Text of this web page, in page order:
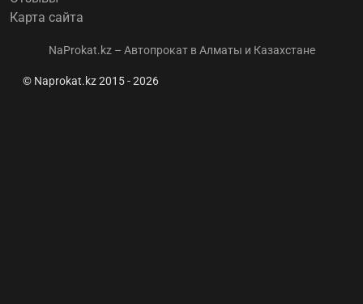
Карта сайта
NaProkat.kz – Автопрокат в Алматы и Казахстане
© Naprokat.kz 2015 - 2026